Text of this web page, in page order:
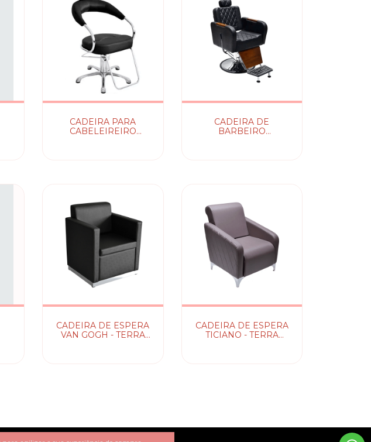
CADEIRA PARA
CABELEIREIRO
CADEIRA DE
BARBEIRO
CADEIRA DE ESPERA
VAN GOGH - TERRA
CADEIRA DE ESPERA
TICIANO - TERRA